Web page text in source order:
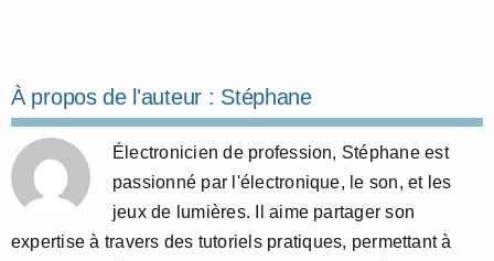
À propos de l'auteur : Stéphane
Électronicien de profession, Stéphane est
passionné par l'électronique, le son, et les
jeux de lumières. Il aime partager son
expertise à travers des tutoriels pratiques, permettant à